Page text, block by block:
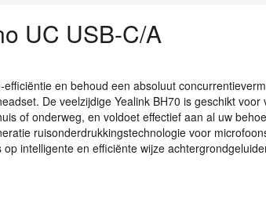
UC USB-C/A
en behoud een absoluut
De veelzijdige Yealink BH70 is geschikt voor
of onderweg, en voldoet effectief aan al uw
ruisonderdrukkingstechnologie voor
intelligente en efficiënte wijze